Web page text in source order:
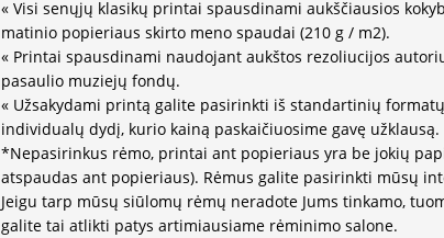
« Visi senųjų klasikų printai spausdinami aukščiausios
matinio popieriaus skirto meno spaudai (210 g / m2).
« Printai spausdinami naudojant aukštos rezoliucijos
pasaulio muziejų fondų.
« Užsakydami printą galite pasirinkti iš standartinių
individualų dydį, kurio kainą paskaičiuosime gavę užklausą.
*Nepasirinkus rėmo, printai ant popieriaus yra be jokių
atspaudas ant popieriaus). Rėmus galite pasirinkti mūsų
Jeigu tarp mūsų siūlomų rėmų neradote Jums tinkamo,
galite tai atlikti patys artimiausiame rėminimo salone.